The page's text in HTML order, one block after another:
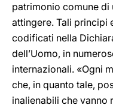
patrimonio comune di
attingere. Tali principi
codificati nella
dell’Uomo, in
internazionali. «Ogni
che, in quanto tale,
inalienabili che vanno